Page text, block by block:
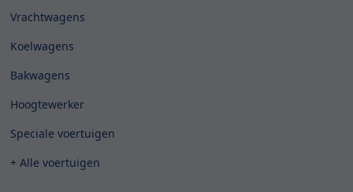
Vrachtwagens
Koelwagens
Bakwagens
Hoogtewerker
Speciale voertuigen
+ Alle voertuigen